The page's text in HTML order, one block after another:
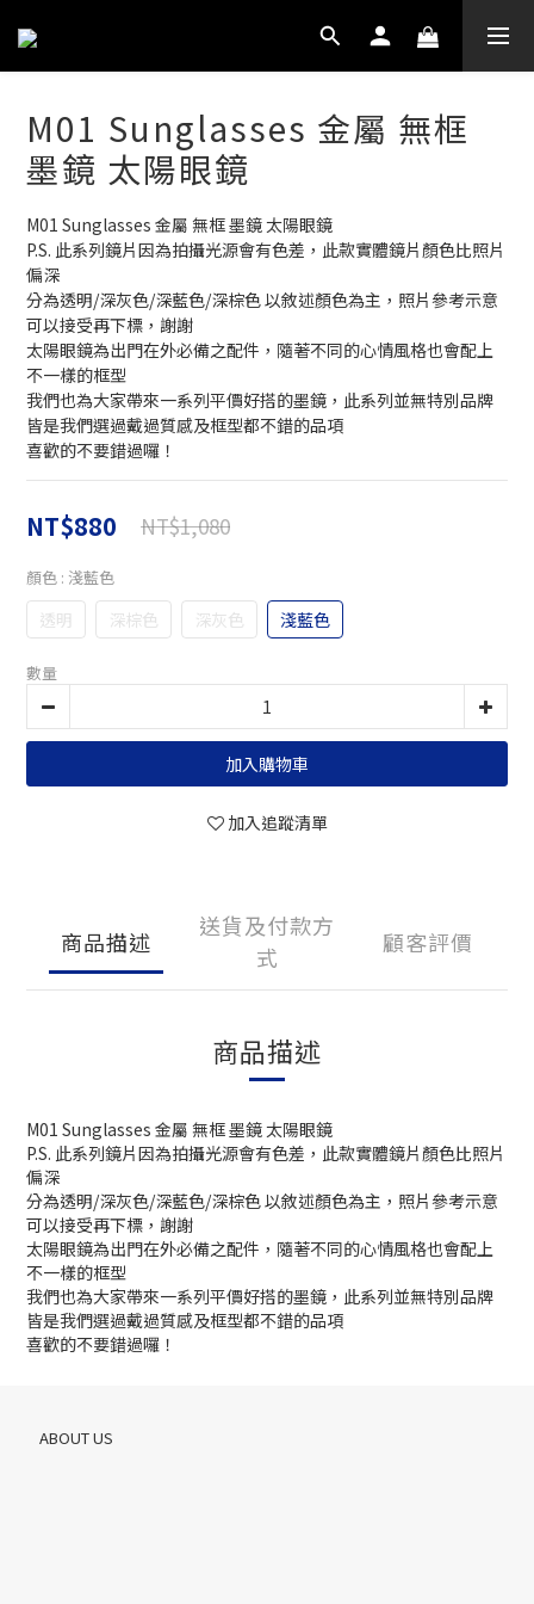
M01 Sunglasses 金屬 無框
墨鏡 太陽眼鏡
M01 Sunglasses 金屬 無框 墨鏡 太陽眼鏡
P.S. 此系列鏡片因為拍攝光源會有色差，此款實體鏡片顏色比照片
偏深
分為透明/深灰色/深藍色/深棕色 以敘述顏色為主，照片參考示意
可以接受再下標，謝謝
太陽眼鏡為出門在外必備之配件，隨著不同的心情風格也會配上
不一樣的框型
我們也為大家帶來一系列平價好搭的墨鏡，此系列並無特別品牌
皆是我們選過戴過質感及框型都不錯的品項
喜歡的不要錯過囉！
NT$880 NT$1,080
顏色 : 淺藍色
透明 深棕色 深灰色 淺藍色
數量
加入購物車
加入追蹤清單
商品描述
送貨及付款方
式
顧客評價
商品描述
M01 Sunglasses 金屬 無框 墨鏡 太陽眼鏡
P.S. 此系列鏡片因為拍攝光源會有色差，此款實體鏡片顏色比照片
偏深
分為透明/深灰色/深藍色/深棕色 以敘述顏色為主，照片參考示意
可以接受再下標，謝謝
太陽眼鏡為出門在外必備之配件，隨著不同的心情風格也會配上
不一樣的框型
我們也為大家帶來一系列平價好搭的墨鏡，此系列並無特別品牌
皆是我們選過戴過質感及框型都不錯的品項
喜歡的不要錯過囉！
ABOUT US